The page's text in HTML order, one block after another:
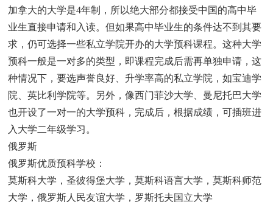
加拿大的大学是4年制，所以绝大部分都接受中国的高中毕
业生直接申请和入读。但如果高中毕业生的条件达不到其要
求，仍可选择一些私立学院开办的大学预科课程。这种大学
预科一般是一对多的类型，即课程完成后需再单独申请，这
种情况下，要选声誉良好、升学率高的私立学院，如宝迪学
院、英比利学院等。另外，像西门菲沙大学、曼尼托巴大学
也开设了一对一的大学预科，完成后，根据成绩，可插班进
入大学二年级学习。
俄罗斯
俄罗斯优质预科学校：
莫斯科大学，圣彼得堡大学，莫斯科语言大学，莫斯科师范
大学，俄罗斯人民友谊大学，罗斯托夫国立大学